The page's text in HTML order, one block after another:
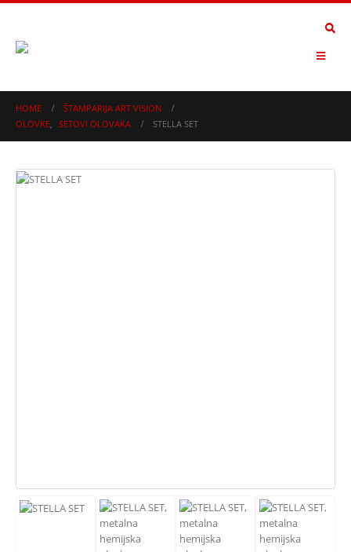
HOME
ŠTAMPARIJA ART VISION
OLOVKE, SETOVI OLOVAKA STELLA SET